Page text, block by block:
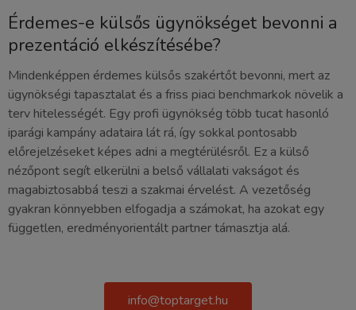
Érdemes-e külsős ügynökséget bevonni a
prezentáció elkészítésébe?
Mindenképpen érdemes külsős szakértőt bevonni, mert az
ügynökségi tapasztalat és a friss piaci benchmarkok növelik a
terv hitelességét. Egy profi ügynökség több tucat hasonló
iparági kampány adataira lát rá, így sokkal pontosabb
előrejelzéseket képes adni a megtérülésről. Ez a külső
nézőpont segít elkerülni a belső vállalati vakságot és
magabiztosabbá teszi a szakmai érvelést. A vezetőség
gyakran könnyebben elfogadja a számokat, ha azokat egy
független, eredményorientált partner támasztja alá.
info@toptarget.hu